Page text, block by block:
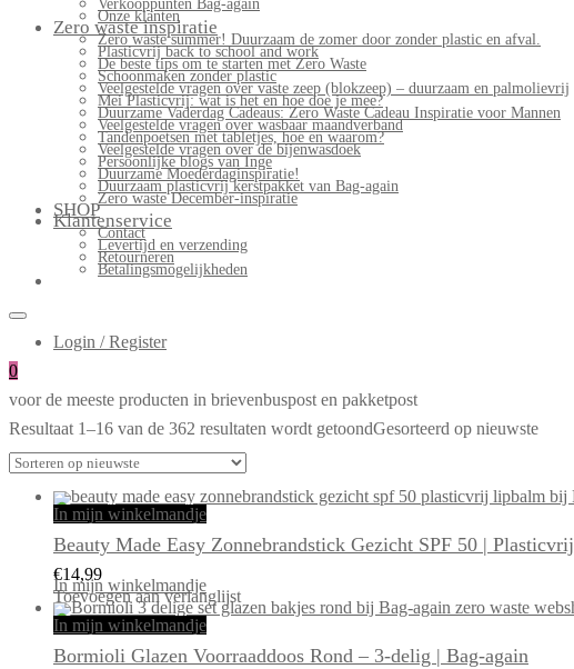
Verkooppunten Bag-again
Onze klanten
Zero waste inspiratie
Zero waste summer! Duurzaam de zomer door zonder plastic en afval.
Plasticvrij back to school and work
De beste tips om te starten met Zero Waste
Schoonmaken zonder plastic
Veelgestelde vragen over vaste zeep (blokzeep) – duurzaam en palmolievrij
Mei Plasticvrij: wat is het en hoe doe je mee?
Duurzame Vaderdag Cadeaus: Zero Waste Cadeau Inspiratie voor Mannen
Veelgestelde vragen over wasbaar maandverband
Tandenpoetsen met tabletjes, hoe en waarom?
Veelgestelde vragen over de bijenwasdoek
Persoonlijke blogs van Inge
Duurzame Moederdaginspiratie!
Duurzaam plasticvrij kerstpakket van Bag-again
Zero waste December-inspiratie
SHOP
Klantenservice
Contact
Levertijd en verzending
Retourneren
Betalingsmogelijkheden
Login / Register
0
voor de meeste producten in brievenbuspost en pakketpost
Resultaat 1–16 van de 362 resultaten wordt getoondGesorteerd op nieuwste
In mijn winkelmandje
Beauty Made Easy Zonnebrandstick Gezicht SPF 50 | Plasticvrij
€14,99
In mijn winkelmandje
Toevoegen aan verlanglijst
In mijn winkelmandje
Bormioli Glazen Voorraaddoos Rond – 3-delig | Bag-again